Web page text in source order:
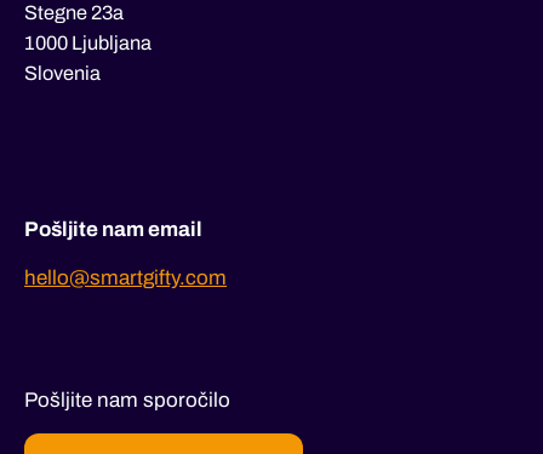
Stegne 23a
1000 Ljubljana
Slovenia
Pošljite nam email
hello@smartgifty.com
Pošljite nam sporočilo